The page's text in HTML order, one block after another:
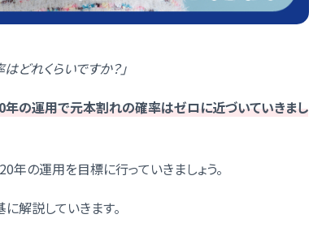
どれくらいですか？」
年の運用で元本割れの確率はゼロに近づいていきまし
年の運用を目標に行っていきましょう。
解説していきます。